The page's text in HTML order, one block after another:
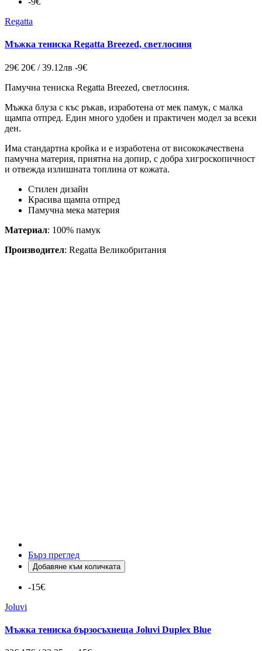
Regatta
Мъжка тениска Regatta Breezed, светлосиня
29€ 20€ / 39.12лв -9€
Памучна тениска Regatta Breezed, светлосиня.
Мъжка блуза с къс ръкав, изработена от мек памук, с малка
щампа отпред. Един много удобен и практичен модел за всеки
ден.
Има стандартна кройка и е изработена от висококачествена
памучна материя, приятна на допир, с добра хигроскопичност
и отвежда излишната топлина от кожата.
Стилен дизайн
Красива щампа отпред
Памучна мека материя
Материал: 100% памук
Производител: Regatta Великобритания
Бърз преглед
Добавяне към количката
-15€
Joluvi
Мъжка тениска бързосъхнеща Joluvi Duplex Blue